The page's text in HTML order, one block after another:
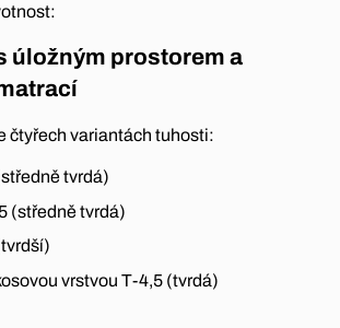
úložným prostorem a
čtyřech variantách tuhosti:
tvrdá)
(středně tvrdá)
vrstvou T-4,5 (tvrdá)